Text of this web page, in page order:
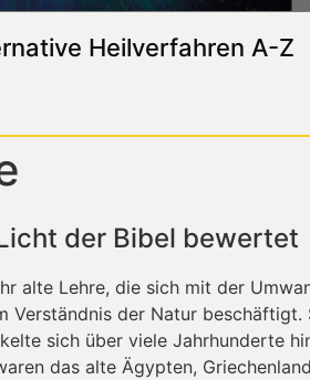
Heilverfahren A-Z
der Bibel bewertet
alte Lehre, die sich mit der
Verständnis der Natur
sich über viele Jahrhunderte
das alte Ägypten,